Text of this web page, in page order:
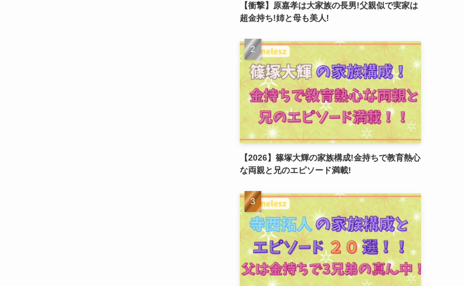
【衝撃】原嘉孝は大家族の長男!父親似で実家は
超金持ち!姉と母も美人!
【2026】篠塚大輝の家族構成!金持ちで教育熱心
な両親と兄のエピソード満載!